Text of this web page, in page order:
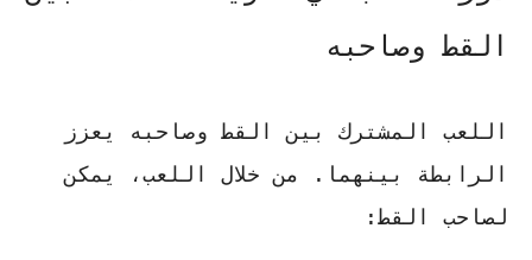
القط وصاحبه
اللعب المشترك بين القط وصاحبه يعزز
الرابطة بينهما. من خلال اللعب، يمكن
لصاحب القط: